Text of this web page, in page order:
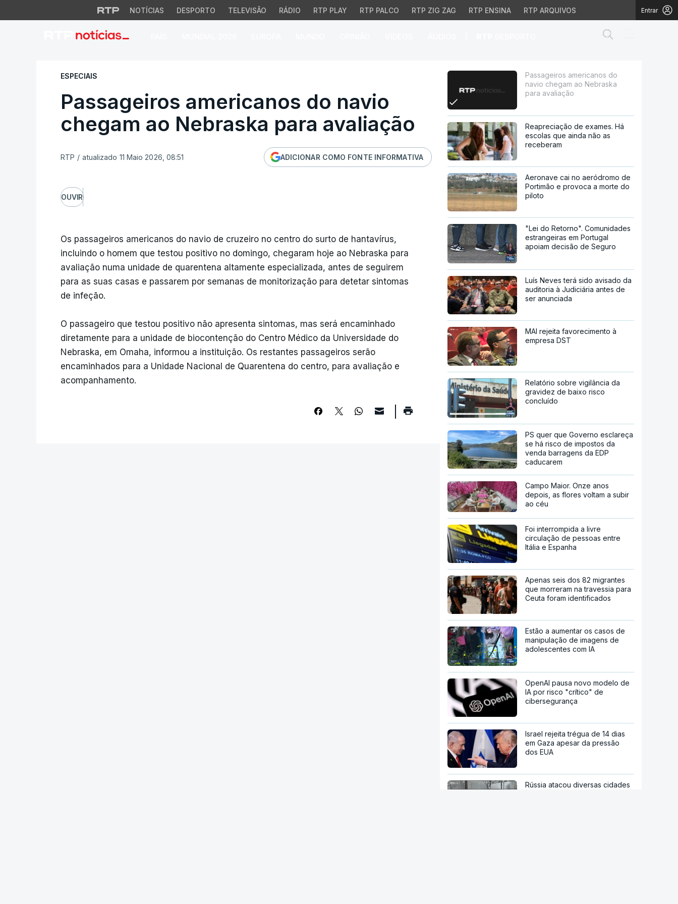
NOTÍCIAS DESPORTO TELEVISÃO RÁDIO RTP PLAY RTP PALCO RTP ZIG ZAG RTP ENSINA RTP ARQUIVOS Entrar
Passageiros americanos do navio chegam ao Nebraska para
ESPECIAIS
Passageiros americanos do navio
chegam ao Nebraska para avaliação
RTP / atualizado 11 Maio 2026, 08:51 ADICIONAR COMO FONTE INFORMATIVA
OUVIR
Os passageiros americanos do navio de cruzeiro no centro do surto de hantavírus,
incluindo o homem que testou positivo no domingo, chegaram hoje ao Nebraska para
avaliação numa unidade de quarentena altamente especializada, antes de seguirem
para as suas casas e passarem por semanas de monitorização para detetar sintomas
de infeção.
O passageiro que testou positivo não apresenta sintomas, mas será encaminhado
diretamente para a unidade de biocontenção do Centro Médico da Universidade do
Nebraska, em Omaha, informou a instituição. Os restantes passageiros serão
encaminhados para a Unidade Nacional de Quarentena do centro, para avaliação e
acompanhamento.
Passageiros americanos do
navio chegam ao Nebraska
para avaliação
Reapreciação de exames. Há
escolas que ainda não as
receberam
Aeronave cai no aeródromo de
Portimão e provoca a morte do
piloto
"Lei do Retorno". Comunidades
estrangeiras em Portugal
apoiam decisão de Seguro
Luís Neves terá sido avisado da
auditoria à Judiciária antes de
ser anunciada
MAI rejeita favorecimento à
empresa DST
Relatório sobre vigilância da
gravidez de baixo risco
concluído
PS quer que Governo esclareça
se há risco de impostos da
venda barragens da EDP
caducarem
Campo Maior. Onze anos
depois, as flores voltam a subir
ao céu
Foi interrompida a livre
circulação de pessoas entre
Itália e Espanha
Apenas seis dos 82 migrantes
que morreram na travessia para
Ceuta foram identificados
Estão a aumentar os casos de
manipulação de imagens de
adolescentes com IA
OpenAI pausa novo modelo de
IA por risco "crítico" de
cibersegurança
Israel rejeita trégua de 14 dias
em Gaza apesar da pressão
dos EUA
Rússia atacou diversas cidades